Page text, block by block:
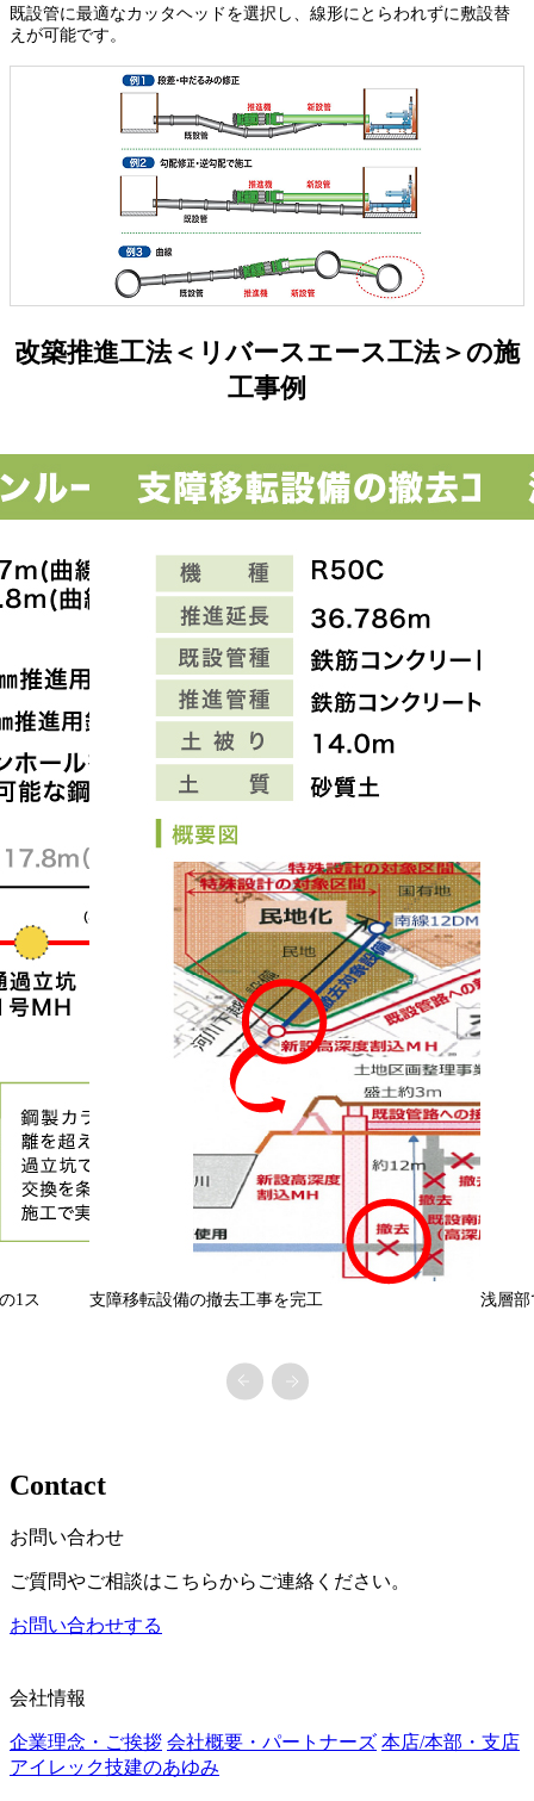
既設管に最適なカッタヘッドを選択し、線形にとらわれずに敷設替
えが可能です。
改築推進工法＜リバースエース工法＞の施
工事例
1ス 支障移転設備の撤去工事を完工 浅層
Previous
Next
Contact
お問い合わせ
ご質問やご相談はこちらからご連絡ください。
お問い合わせする
会社情報
企業理念・ご挨拶 会社概要・パートナーズ 本店/本部・支店
アイレック技建のあゆみ